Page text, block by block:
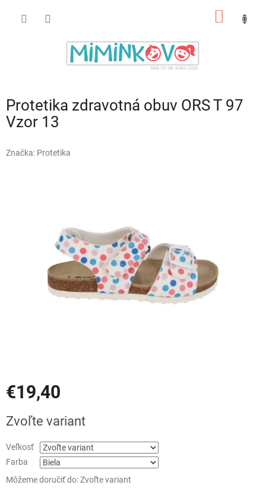
Protetika zdravotná obuv ORS T 97
Vzor 13
Značka: Protetika
€19,40
cena:
Zvoľte variant
Veľkosť
Farba
Môžeme doručiť do:Zvoľte variant